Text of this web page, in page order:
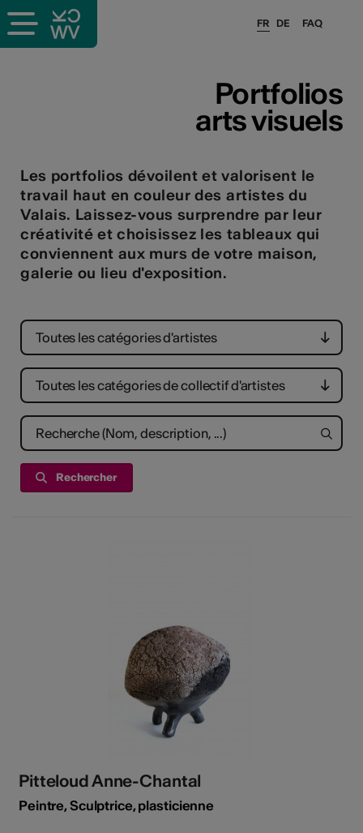
FAQ
FR DE
Portfolios
arts visuels
Les portfolios dévoilent et valorisent le
travail haut en couleur des artistes du
Valais. Laissez-vous surprendre par leur
créativité et choisissez les tableaux qui
conviennent aux murs de votre maison,
galerie ou lieu d'exposition.
Toutes les catégories d'artistes
Toutes les catégories de collectif d'artistes
Pitteloud Anne-Chantal
Peintre, Sculptrice, plasticienne